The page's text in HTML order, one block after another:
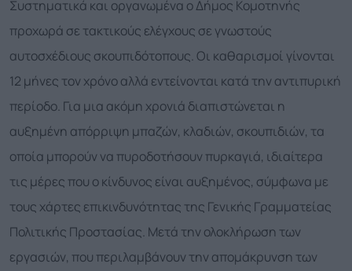
Συστηματικά και οργανωμένα ο Δήμος Κομοτηνής
προχωρά σε τακτικούς ελέγχους σε γνωστούς
αυτοσχέδιους σκουπιδότοπους. Οι καθαρισμοί γίνονται
12 μήνες τον χρόνο αλλά εντείνονται κατά την αντιπυρική
περίοδο. Για μια ακόμη χρονιά διαπιστώνεται η
αυξημένη απόρριψη μπαζών, κλαδιών, σκουπιδιών, τα
οποία μπορούν να πυροδοτήσουν πυρκαγιά, ιδιαίτερα
τις μέρες που ο κίνδυνος είναι αυξημένος, σύμφωνα με
τους χάρτες επικινδυνότητας της Γενικής Γραμματείας
Πολιτικής Προστασίας. Μετά την ολοκλήρωση των
εργασιών, που περιλαμβάνουν την απομάκρυνση των